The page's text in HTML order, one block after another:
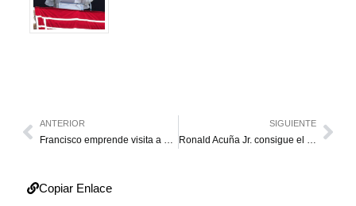
ANTERIOR SIGUIENTE
Copiar Enlace